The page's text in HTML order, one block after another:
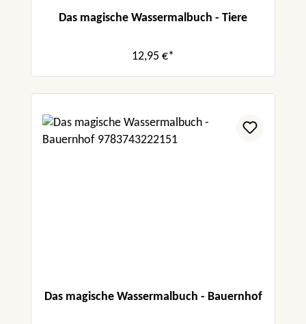
Das magische Wassermalbuch - Tiere
12,95 €*
Das magische Wassermalbuch - Bauernhof